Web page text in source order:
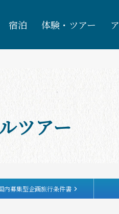
宿泊 体験・ツアー
ツアー
内募集型企画旅行条件書